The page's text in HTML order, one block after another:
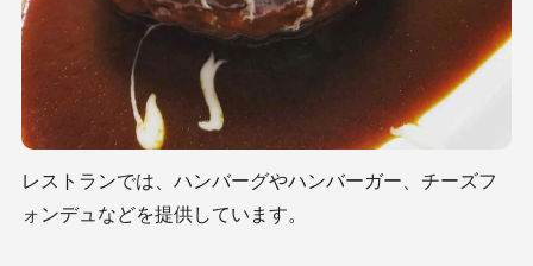
レストランでは、ハンバーグやハンバーガー、チーズフ
ォンデュなどを提供しています。